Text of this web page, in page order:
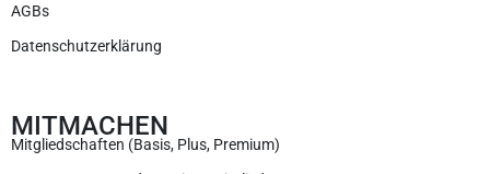
AGBs
Datenschutzerklärung
MITMACHEN
Mitgliedschaften (Basis, Plus, Premium)